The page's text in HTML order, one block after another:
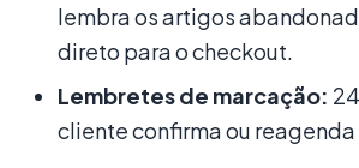
lembra os artigos
direto para o checkout.
Lembretes de marcação:
cliente confirma ou